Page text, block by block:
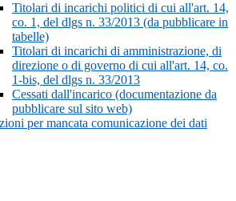
Titolari di incarichi politici di cui all'art. 14,
co. 1, del dlgs n. 33/2013 (da pubblicare in
tabelle)
Titolari di incarichi di amministrazione, di
direzione o di governo di cui all'art. 14, co.
1-bis, del dlgs n. 33/2013
Cessati dall'incarico (documentazione da
pubblicare sul sito web)
per mancata comunicazione dei dati